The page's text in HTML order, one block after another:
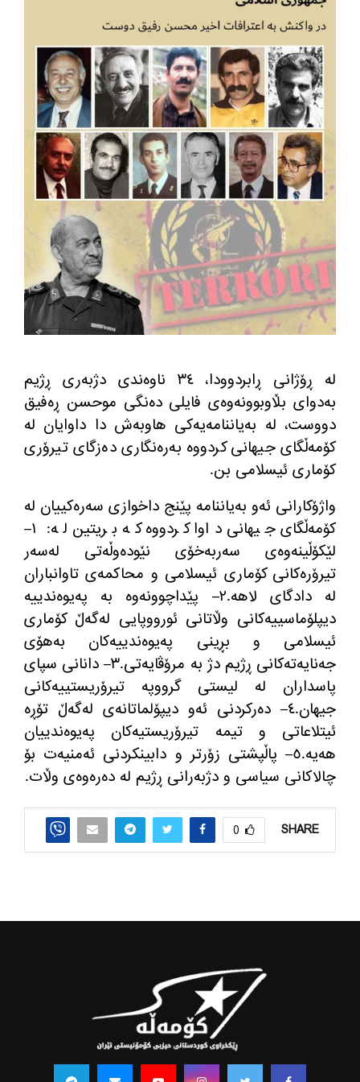
له‌ ڕۆژانی ڕابردوودا، ٣٤ ناوه‌ندی دژبه‌ری ڕژیم
به‌دوای بڵاوبوونه‌وه‌ی فایلی ده‌نگی موحسن ڕه‌فیق
دووست، له‌ به‌یاننامه‌یه‌كی هاوبه‌ش دا داوایان له‌
كۆمه‌ڵگای جیهانی كردووه‌ به‌ره‌نگاری ده‌زگای تیرۆری
كۆماری ئیسلامی بن.
واژۆكارانی ئه‌و به‌یاننامه‌ پێنج داخوازی سه‌ره‌كییان له‌
كۆمه‌ڵگای جیهانی داوا كردووه‌ كه‌ بریتین له‌: ١–
لێكۆڵینه‌وه‌ی سه‌ربه‌خۆی نێوده‌وڵه‌تی له‌سه‌ر
تیرۆره‌كانی كۆماری ئیسلامی و محاكمه‌ی تاوانباران
له‌ دادگای لاهه.٢– پێداچوونه‌وه‌ به‌ په‌یوه‌ندییه‌
دیپلۆماسییه‌كانی وڵاتانی ئورووپایی له‌گه‌ڵ كۆماری
ئیسلامی و بڕینی په‌یوه‌ندییه‌كان به‌هۆی
جه‌نایه‌ته‌كانی ڕژیم دژ به مرۆڤایه‌تی‌.٣– دانانی سپای
پاسداران له‌ لیستی گرووپه تیرۆریستییه‌كانی
جیهان.٤– ده‌ركردنی ئه‌و دیپۆلماتانه‌ی له‌گه‌ڵ تۆڕه‌
ئیتلاعاتی و تیمه‌ تیرۆریستیه‌كان په‌یوه‌ندییان
هه‌یه‌.٥– پاڵپشتی زۆرتر و دابینكردنی ئه‌منیه‌ت بۆ
چالاكانی سیاسی و دژبه‌رانی ڕژیم له‌ ده‌ره‌وه‌ی وڵات.
SHARE
0